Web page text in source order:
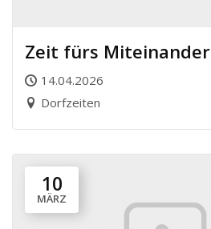
Zeit fürs Miteinander
14.04.2026
Dorfzeiten
10
MÄRZ